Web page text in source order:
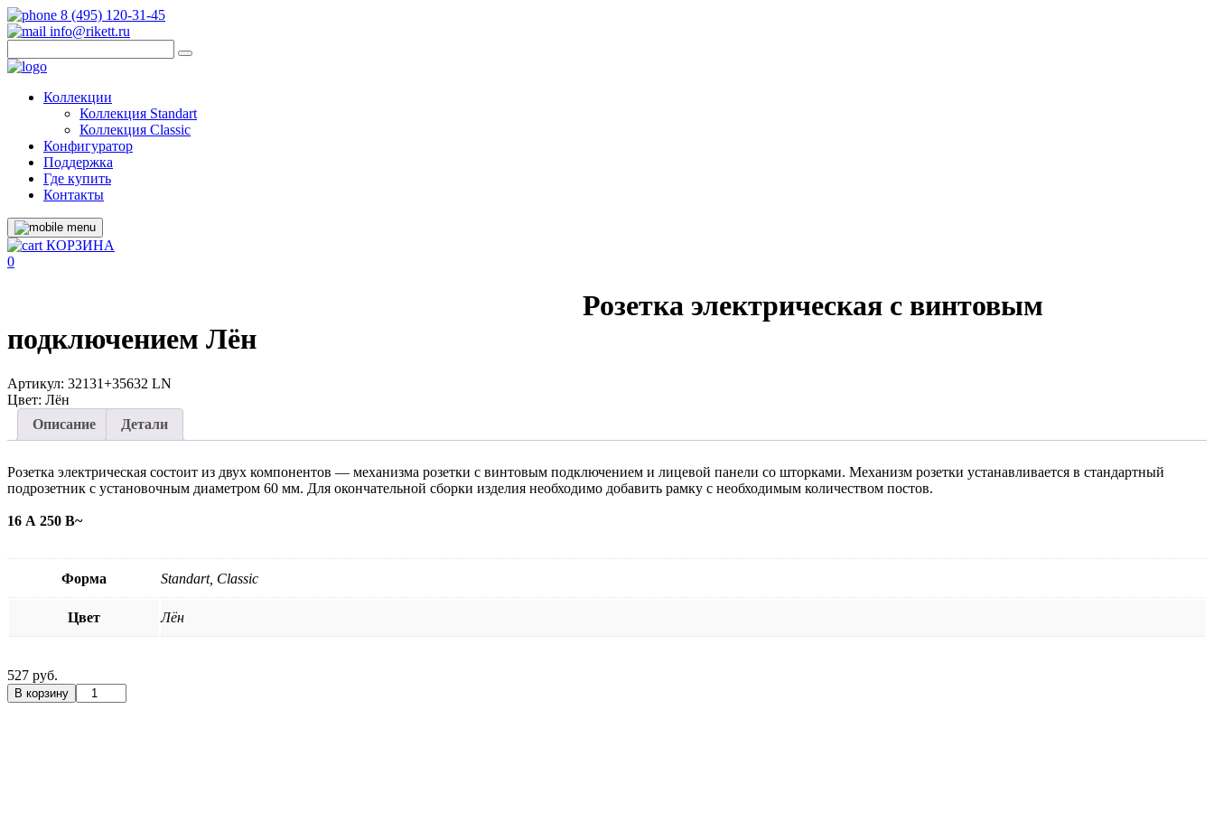
8 (495) 120-31-45
info@rikett.ru
Коллекции
Коллекция Standart
Коллекция Classic
Конфигуратор
Поддержка
Где купить
Контакты
КОРЗИНА
0
Розетка электрическая с винтовым
подключением Лён
Артикул: 32131+35632 LN
Цвет: Лён
Описание
Детали
Розетка электрическая состоит из двух компонентов — механизма розетки с винтовым подключением и лицевой панели со шторками. Механизм розетки устанавливается в стандартный
подрозетник с установочным диаметром 60 мм. Для окончательной сборки изделия необходимо добавить рамку с необходимым количеством постов.
16 А 250 В~
Форма Standart, Classic
Цвет Лён
527 руб.
В корзину Количество
товара